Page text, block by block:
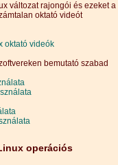
változat rajongói és ezeket a
oktató videót
oktató videók
bemutató szabad
operációs